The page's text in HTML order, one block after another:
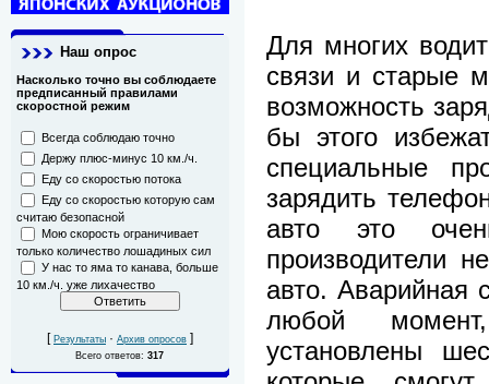
Наш опрос
Насколько точно вы соблюдаете
предписанный правилами
скоростной режим
Всегда соблюдаю точно
Держу плюс-минус 10 км./ч.
Еду со скоростью потока
Еду со скоростью которую сам
считаю безопасной
Мою скорость ограничивает
только количество лошадиных сил
У нас то яма то канава, больше
10 км./ч. уже лихачество
[ Результаты · Архив опросов ]
Всего ответов:317
Для многих
связи и старые
возможность
бы этого
специальные
зарядить
авто это
производители
авто. Аварийная
любой
установлены